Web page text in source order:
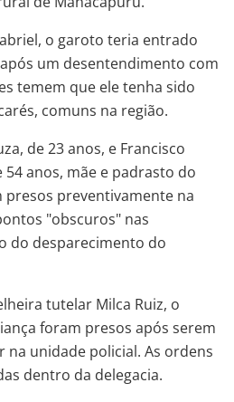
o garoto teria entrado
um desentendimento com
temem que ele tenha sido
comuns na região.
de 23 anos, e Francisco
54 anos, mãe e padrasto do
preventivamente na
"obscuros" nas
do desparecimento do
tutelar Milca Ruiz, o
foram presos após serem
na unidade policial. As ordens
dentro da delegacia.